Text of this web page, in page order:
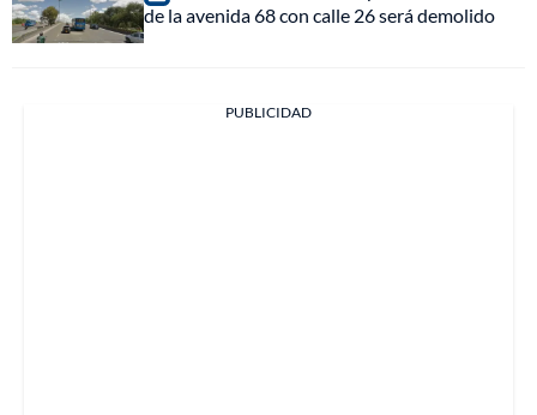
de la avenida 68 con calle 26 será demolido
PUBLICIDAD